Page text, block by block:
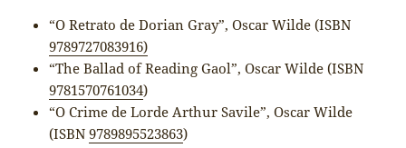
“O Retrato de Dorian Gray”, Oscar Wilde (ISBN
9789727083916)
“The Ballad of Reading Gaol”, Oscar Wilde (ISBN
9781570761034)
“O Crime de Lorde Arthur Savile”, Oscar Wilde
(ISBN9789895523863)